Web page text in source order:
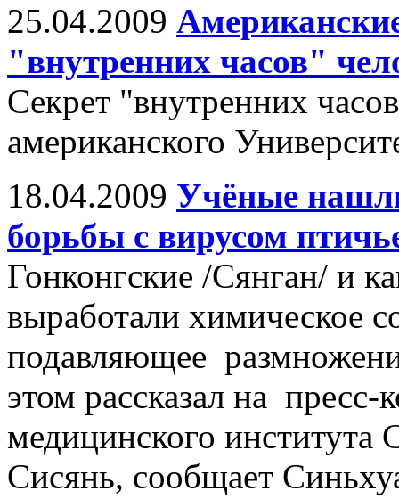
25.04.2009
"внутренних часов"
Секрет "внутренних
американского
18.04.2009 Учёные
борьбы с вирусом
Гонконгские /Сянган/ и
выработали химическое
подавляющее
этом рассказал на
медицинского института
Сисянь, сообщает